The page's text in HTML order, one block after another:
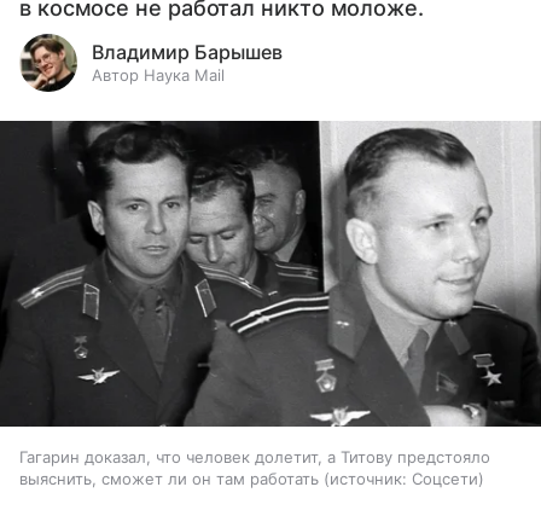
в космосе не работал никто моложе.
Владимир Барышев
Автор Наука Mail
Гагарин доказал, что человек долетит, а Титову предстояло
выяснить, сможет ли он там работать
источник: Соцсети